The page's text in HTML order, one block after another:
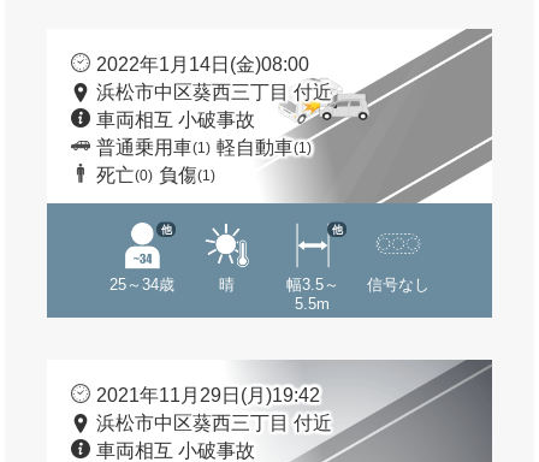
2022年1月14日(金)08:00
浜松市中区葵西三丁目 付近
車両相互 小破事故
普通乗用車(1) 軽自動車(1)
死亡(0) 負傷(1)
25～34歳
他
晴
幅3.5～
5.5m
他
信号なし
2021年11月29日(月)19:42
浜松市中区葵西三丁目 付近
車両相互 小破事故